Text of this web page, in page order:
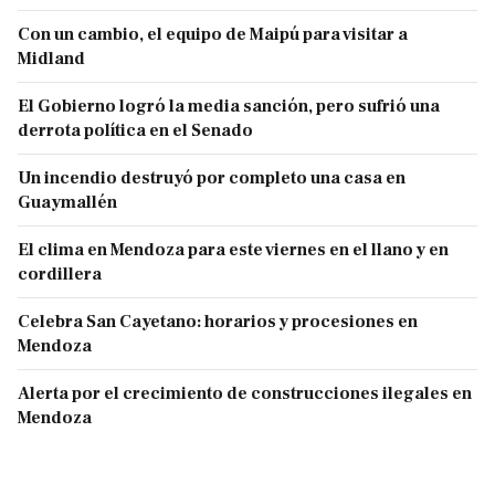
Con un cambio, el equipo de Maipú para visitar a
Midland
El Gobierno logró la media sanción, pero sufrió una
derrota política en el Senado
Un incendio destruyó por completo una casa en
Guaymallén
El clima en Mendoza para este viernes en el llano y en
cordillera
Celebra San Cayetano: horarios y procesiones en
Mendoza
Alerta por el crecimiento de construcciones ilegales en
Mendoza